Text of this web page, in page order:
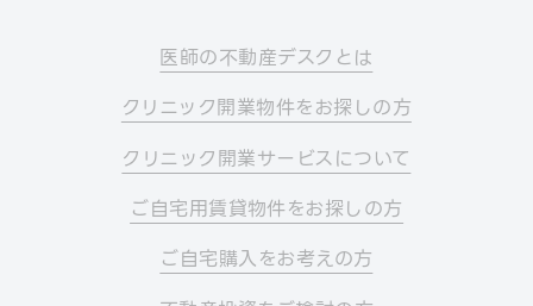
医師の不動産デスクとは
クリニック開業物件をお探しの方
クリニック開業サービスについて
ご自宅用賃貸物件をお探しの方
ご自宅購入をお考えの方